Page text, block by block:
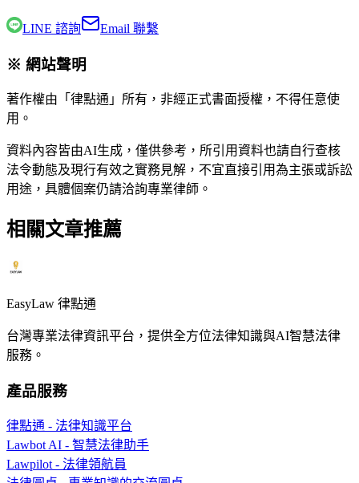
LINE 諮詢 Email 聯繫
※ 網站聲明
著作權由「律點通」所有，非經正式書面授權，不得任意使
用。
資料內容皆由AI生成，僅供參考，所引用資料也請自行查核
法令動態及現行有效之實務見解，不宜直接引用為主張或訴訟
用途，具體個案仍請洽詢專業律師。
相關文章推薦
EasyLaw 律點通
台灣專業法律資訊平台，提供全方位法律知識與AI智慧法律
服務。
產品服務
律點通 - 法律知識平台
Lawbot AI - 智慧法律助手
Lawpilot - 法律領航員